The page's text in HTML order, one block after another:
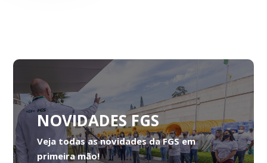
NOVIDADES FGS
Veja todas as novidades da FGS em
primeira mão!